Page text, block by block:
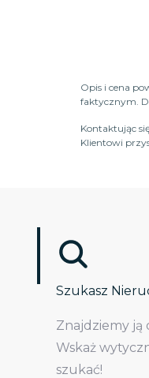
Opis i cena
faktycznym.
Kontaktując
Klientowi
Szukasz
Znajdziemy ją
Wskaż
szukać!